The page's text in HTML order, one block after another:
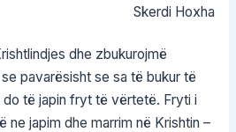
Skerdi Hoxha
dhe zbukurojmë
pavarësisht se sa të bukur të
do të japin fryt të vërtetë. Fryti i
ne japim dhe marrim në Krishtin –